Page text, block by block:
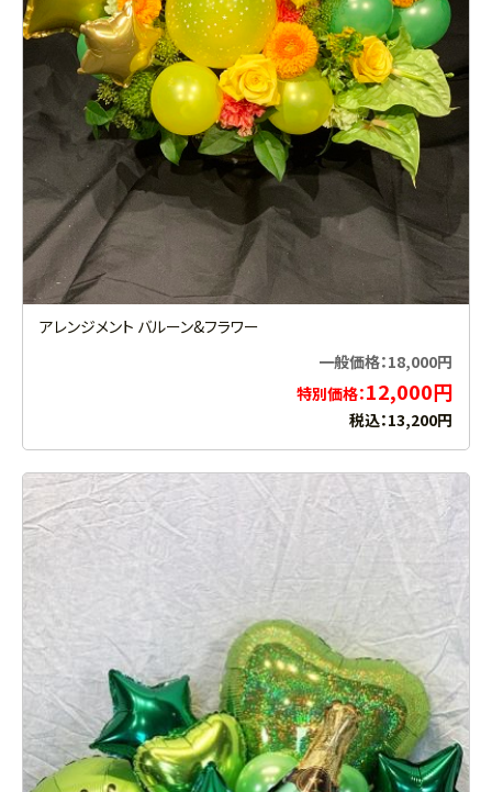
お買い物を続ける カートへ進む
アレンジメント バルーン&フラワー
一般価格：18,000円
特別価格：12,000円
税込：13,200円